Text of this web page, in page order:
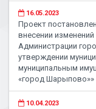
16.05.2023
Проект
внесении
Администрации
утверждении
муниципальным
«город Шарыпово»»
10.04.2023